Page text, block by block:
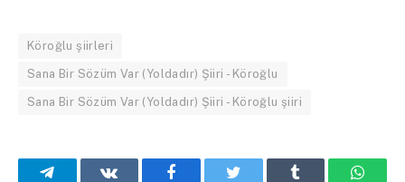
Köroğlu şiirleri
Sana Bir Sözüm Var (Yoldadır) Şiiri - Köroğlu
Sana Bir Sözüm Var (Yoldadır) Şiiri - Köroğlu şiiri
TelegramVKontakteFacebookTwitter